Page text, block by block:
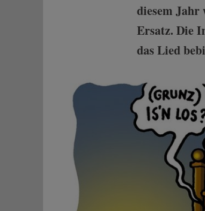
diesem
Ersatz. Die
das Lied